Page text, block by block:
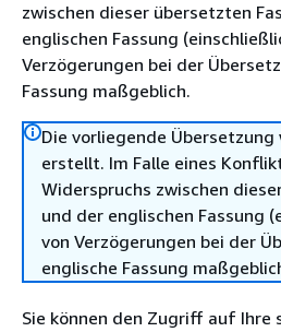
zwischen dieser übersetzten
englischen Fassung
Verzögerungen bei der
Fassung maßgeblich.
Die vorliegende
erstellt. Im Falle eines
Widerspruchs zwischen
und der englischen Fassung
von Verzögerungen bei der
englische Fassung
Sie können den Zugriff auf Ihre